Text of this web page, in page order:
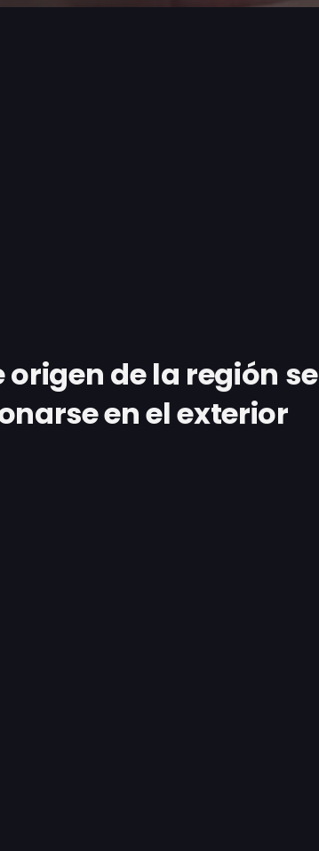
de la región se
en el exterior